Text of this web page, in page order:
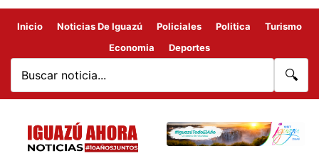
Inicio Noticias De Iguazú Policiales Politica
Turismo
Economia
Deportes
🔍